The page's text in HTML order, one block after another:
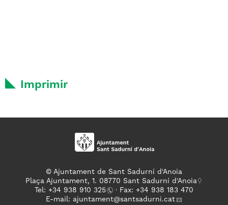
Imprimir
© Ajuntament de Sant Sadurní d'Anoia
Plaça Ajuntament, 1. 08770 Sant Sadurní d'Anoia
Tel: +34 938 910 325
· Fax: +34 938 183 470
E-mail: ajuntament@santsadurni.cat